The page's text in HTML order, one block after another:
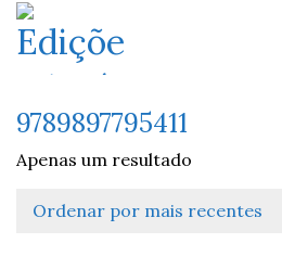
9789897795411
Apenas um resultado
Ordenar por mais recentes